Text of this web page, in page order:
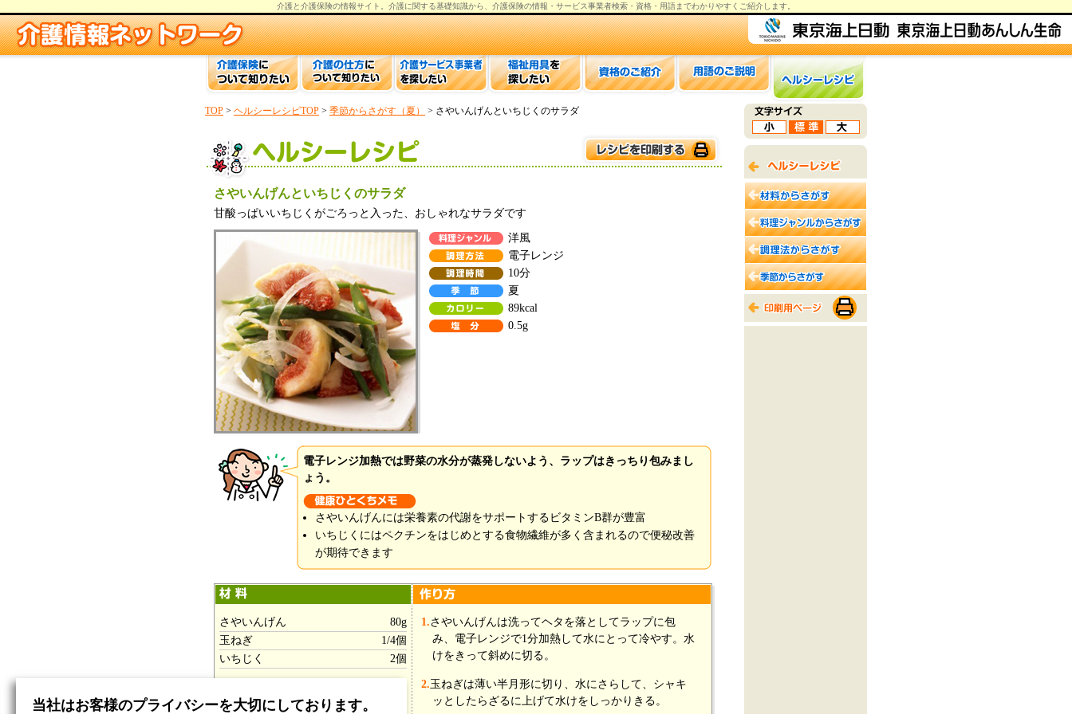
介護と介護保険の情報サイト。 介護に関する基礎知識から、 介護保険の情報 ・サービス事業者検索・資格・用語までわかりやすくご紹介します。
TOP > ヘルシーレシピTOP > 季節からさがす（夏） > さやいんげんといちじくのサラダ
さやいんげんといちじくのサラダ
甘酸っぱいいちじくがごろっと入った、おしゃれなサラダです
洋風
電子レンジ
10分
夏
89kcal
0.5g
電子レンジ加熱では野菜の水分が蒸発しないよう、ラップはきっちり包みまし
ょう。
さやいんげんには栄養素の代謝をサポートするビタミンB群が豊富
いちじくにはペクチンをはじめとする食物繊維が多く含まれるので便秘改善
が期待できます
さやいんげん
80g
玉ねぎ
1/4個
いちじく
2個
（A ）
1.さやいんげんは洗ってヘタを落としてラップに包
み、電子レンジで1分加熱して水にとって冷やす。水
けをきって斜めに切る。
2.玉ねぎは薄い半月形に切り、水にさらして、シャキ
ッとしたらざるに上げて水けをしっかりきる。
当社はお客様のプライバシーを大切にしております。